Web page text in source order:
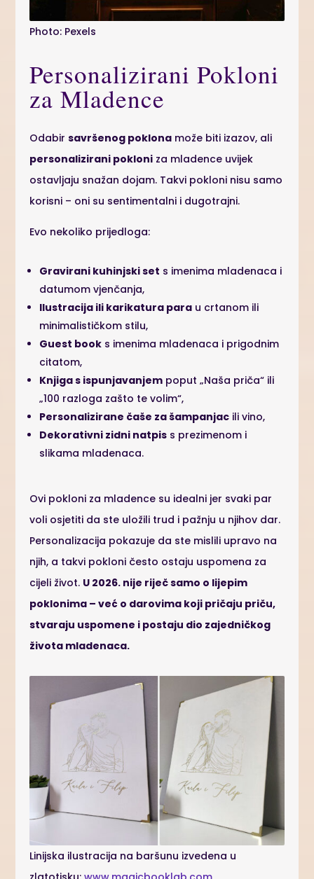
Photo: Pexels
Personalizirani Pokloni
za Mladence
Odabirsavršenog poklona može biti izazov, ali
personalizirani pokloni za mladence uvijek
ostavljaju snažan dojam. Takvi pokloni nisu samo
korisni – oni su sentimentalni i dugotrajni.
Evo nekoliko prijedloga:
Gravirani kuhinjski set s imenima mladenaca i
datumom vjenčanja,
Ilustracija ili karikatura para u crtanom ili
minimalističkom stilu,
Guest book s imenima mladenaca i prigodnim
citatom,
Knjiga s ispunjavanjem poput „Naša priča“ ili
„100 razloga zašto te volim“,
Personalizirane čaše za šampanjac ili vino,
Dekorativni zidni natpis s prezimenom i
slikama mladenaca.
Ovi pokloni za mladence su idealni jer svaki par
voli osjetiti da ste uložili trud i pažnju u njihov dar.
Personalizacija pokazuje da ste mislili upravo na
njih, a takvi pokloni često ostaju uspomena za
cijeli život. U 2026. nije riječ samo o lijepim
poklonima – već o darovima koji pričaju priču,
stvaraju uspomene i postaju dio zajedničkog
života mladenaca.
Linijska ilustracija na baršunu izvedena u